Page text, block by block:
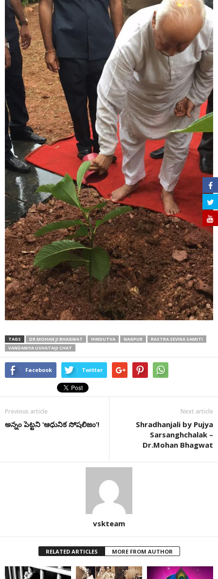
TAGS DR MOHAN JI BHAGWAT HINDUTVA NAGPUR
RASTRA SEVIKA SAMITI
VANDANIYA USHATAIJI CHAT
Facebook Twitter
Previous article
అన్నం పెట్టని ‘ఆధునిక సోషలిజం’!
Next article
Shradhanjali by Pujya
Sarsanghchalak –
Dr.Mohan Bhagwat
vskteam
RELATED ARTICLES MORE FROM AUTHOR